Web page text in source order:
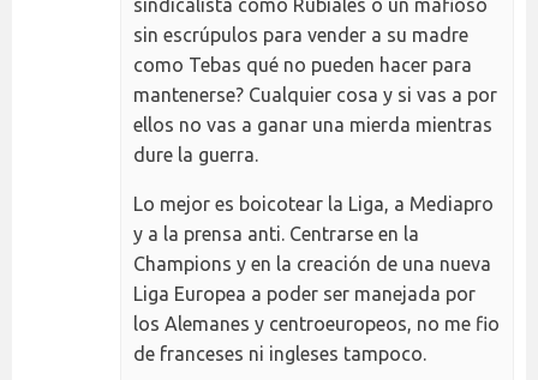
sindicalista como Rubiales o un mafioso
sin escrúpulos para vender a su madre
como Tebas qué no pueden hacer para
mantenerse? Cualquier cosa y si vas a por
ellos no vas a ganar una mierda mientras
dure la guerra.
Lo mejor es boicotear la Liga, a Mediapro
y a la prensa anti. Centrarse en la
Champions y en la creación de una nueva
Liga Europea a poder ser manejada por
los Alemanes y centroeuropeos, no me fio
de franceses ni ingleses tampoco.